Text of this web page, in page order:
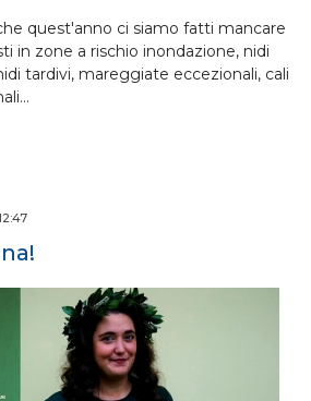
quest'anno ci siamo fatti mancare
in zone a rischio inondazione, nidi
tardivi, mareggiate eccezionali, cali